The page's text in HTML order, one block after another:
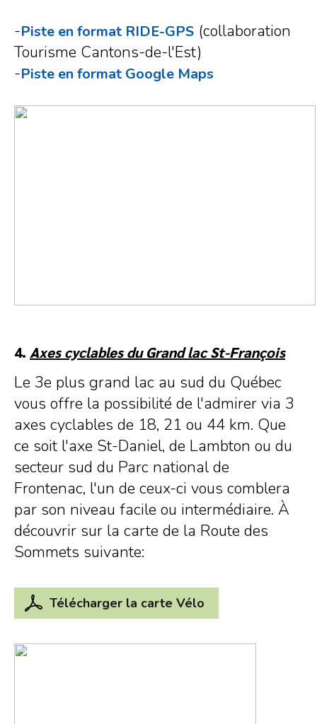
-Piste en format RIDE-GPS (collaboration
Tourisme Cantons-de-l'Est)
-Piste en format Google Maps
4. Axes cyclables du Grand lac St-François
Le 3e plus grand lac au sud du Québec
vous offre la possibilité de l'admirer via 3
axes cyclables de 18, 21 ou 44 km. Que
ce soit l'axe St-Daniel, de Lambton ou du
secteur sud du Parc national de
Frontenac, l'un de ceux-ci vous comblera
par son niveau facile ou intermédiaire. À
découvrir sur la carte de la Route des
Sommets suivante:
Télécharger la carte Vélo